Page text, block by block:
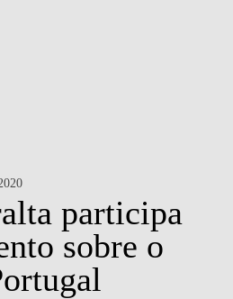
participa
sobre o